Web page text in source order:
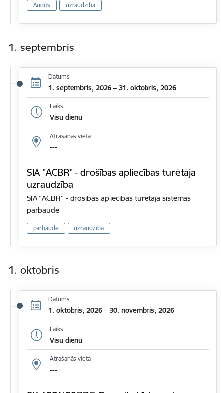
Audits uzraudzība
1. septembris
Datums
1. septembris, 2026 – 31. oktobris, 2026
Laiks
Visu dienu
Atrašanās vieta
---
SIA "ACBR" - drošības apliecības turētāja
uzraudzība
SIA "ACBR" - drošības apliecības turētāja sistēmas
pārbaude
pārbaude uzraudzība
1. oktobris
Datums
1. oktobris, 2026 – 30. novembris, 2026
Laiks
Visu dienu
Atrašanās vieta
---